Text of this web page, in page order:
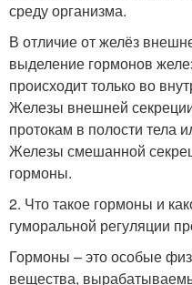
среду организма.
В отличие от желёз
выделение гормонов
происходит только во
Железы внешней
протокам в полости тела
Железы смешанной
гормоны.
2. Что такое гормоны и
гуморальной регуляции
Гормоны – это особые
вещества,